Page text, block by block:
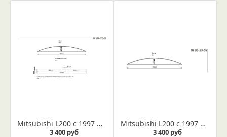
Mitsubishi L200 с 1997 по 2007 гг рессора 6-ти листовая, лист №3 (Арт. IR 01-25-03)
3 400 руб
Mitsubishi L200 с 1997 по 2007 годы рессора 6-ти листовая, лист №4 (Арт. IR 01-25-04)
3 400 руб